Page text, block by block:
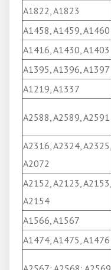
A1822, A1823
A1458, A1459, A1460
A1416, A1430, A1403
A1395, A1396, A1397
A1219, A1337
A2588, A2589, A2591
A2316, A2324, A2325,
A2072
A2152, A2123, A2153,
A2154
A1566, A1567
A1474, A1475, A1476